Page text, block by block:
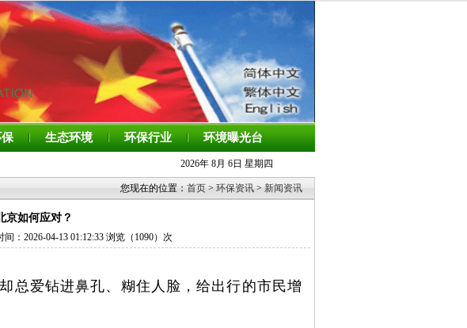
生态环境 环保行业 环境曝光台
2026年 8月 6日 星期四
您现在的位置： 首页 > 环保资讯 > 新闻资讯
京如何应对？
：2026-04-13 01:12:33 浏览（ 1090）次
总爱钻进鼻孔、糊住人脸，给出行的市民增